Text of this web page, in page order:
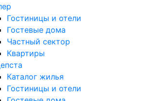
Гостиницы и отели
Гостевые дома
Частный сектор
Квартиры
Каталог жилья
Гостиницы и отели